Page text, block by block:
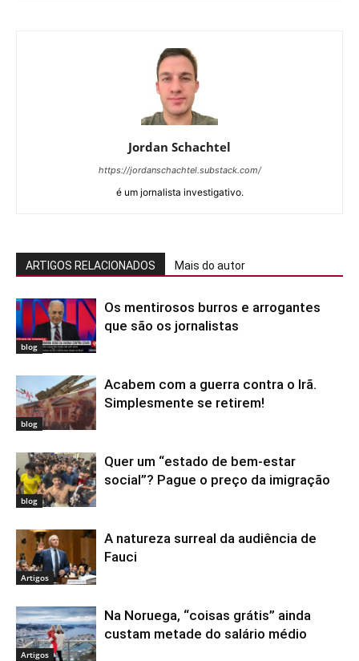
Jordan Schachtel
https://jordanschachtel.substack.com/
é um jornalista investigativo.
ARTIGOS RELACIONADOS Mais do autor
blog
Os mentirosos burros e arrogantes
que são os jornalistas
blog
Acabem com a guerra contra o Irã.
Simplesmente se retirem!
blog
Quer um “estado de bem-estar
social”? Pague o preço da imigração
Artigos
A natureza surreal da audiência de
Fauci
Artigos
Na Noruega, “coisas grátis” ainda
custam metade do salário médio